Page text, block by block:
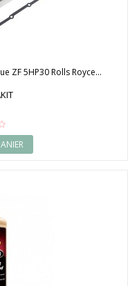
ZF 5HP30 Rolls Royce...